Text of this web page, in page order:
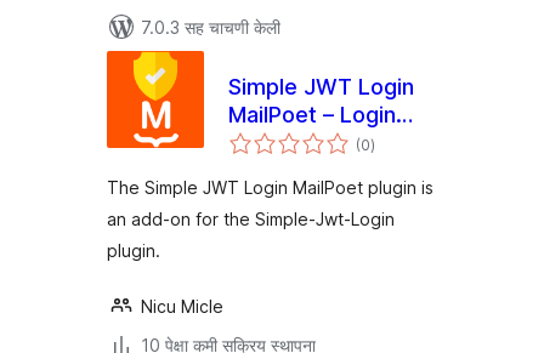
7.0.3 सह चाचणी केली
Simple JWT Login
MailPoet – Login
users from
(0एकूण
मूल्यांकन
)
The Simple JWT Login MailPoet plugin is
an add-on for the Simple-Jwt-Login
plugin.
Nicu Micle
10 पेक्षा कमी सक्रिय स्थापना